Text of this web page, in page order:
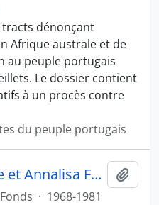
dénonçant
Afrique australe et de
au peuple portugais
Le dossier contient
à un procès contre
du peuple portugais
Jean-Jacques Fontaine et Annalisa Ferrari
Fonds · 1968-1981